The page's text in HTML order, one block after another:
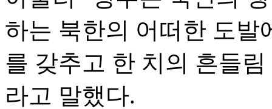
하는 북한의 어떠한 도발
를 갖추고 한 치의 흔들
라고 말했다.